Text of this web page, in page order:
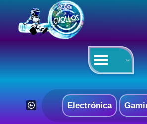
contenido
Electrónica